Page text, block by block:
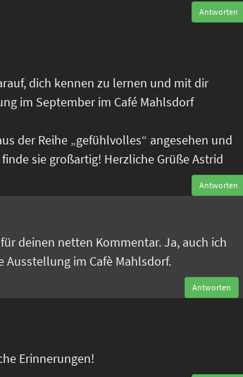
Antworten
dich kennen zu lernen und mit dir
im September im Café Mahlsdorf
der Reihe „gefühlvolles“ angesehen und
sie großartig! Herzliche Grüße Astrid
Antworten
deinen netten Kommentar. Ja, auch ich
im Cafè Mahlsdorf.
Antworten
Erinnerungen!